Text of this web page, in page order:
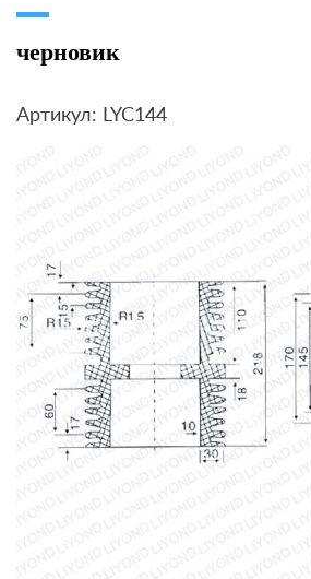
черновик
Артикул: LYC144